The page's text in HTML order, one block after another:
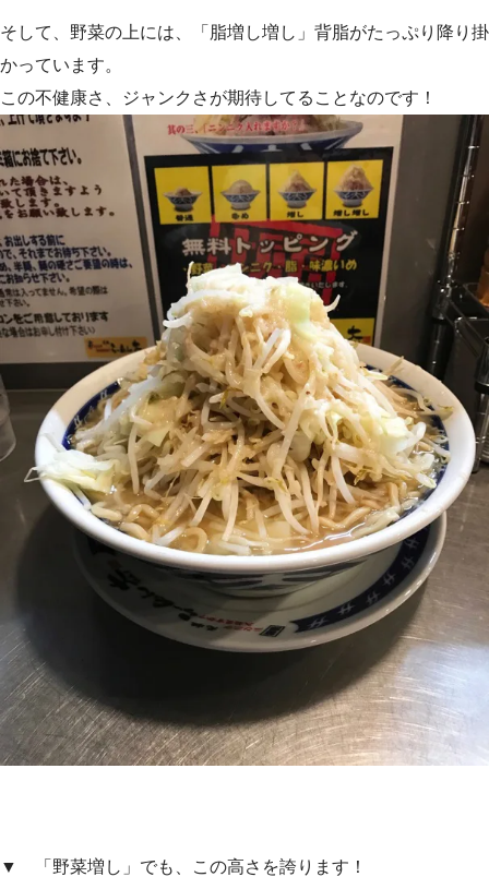
そして、野菜の上には、「脂増し増し」背脂がたっぷり降り掛
かっています。
この不健康さ、ジャンクさが期待してることなのです！
▼ 「野菜増し」でも、この高さを誇ります！